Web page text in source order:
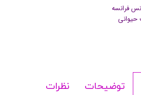
فرانسه
حیوانی
توضیحات نظرات